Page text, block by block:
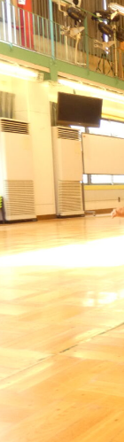
稚園
訪森幼稚園